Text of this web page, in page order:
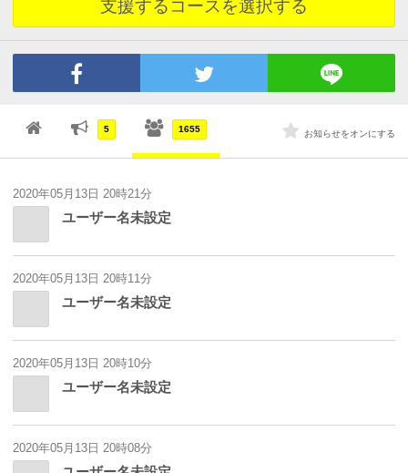
支援するコースを選択する
5 1655 お知らせをオンにする
2020年05月13日 20時21分
ユーザー名未設定
2020年05月13日 20時11分
ユーザー名未設定
2020年05月13日 20時10分
ユーザー名未設定
2020年05月13日 20時08分